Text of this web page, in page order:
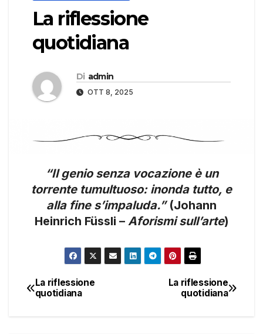
La riflessione
quotidiana
Di admin
OTT 8, 2025
“Il genio senza vocazione è un
torrente tumultuoso: inonda tutto, e
alla fine s’impaluda.”(Johann
Heinrich Füssli – Aforismi sull’arte)
Navigazione
La riflessione
quotidiana
La riflessione
quotidiana